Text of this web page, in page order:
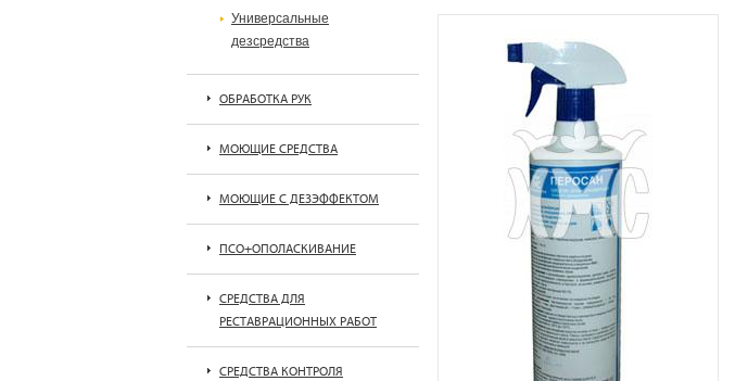
Универсальные
дезсредства
ОБРАБОТКА РУК
МОЮЩИЕ СРЕДСТВА
МОЮЩИЕ С ДЕЗЭФФЕКТОМ
ПСО+ОПОЛАСКИВАНИЕ
СРЕДСТВА ДЛЯ
РЕСТАВРАЦИОННЫХ РАБОТ
СРЕДСТВА КОНТРОЛЯ